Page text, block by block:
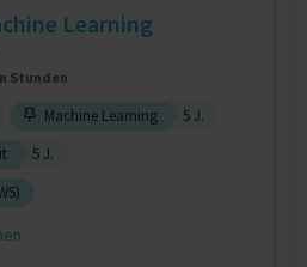
Learning
Stunden
Machine Learning
5 J.
5 J.